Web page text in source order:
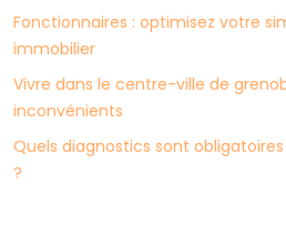
Fonctionnaires : optimisez votre
immobilier
Vivre dans le centre-ville de
inconvénients
Quels diagnostics sont
?